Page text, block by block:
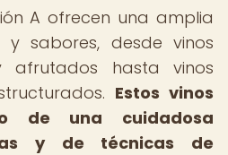
A ofrecen una amplia
sabores, desde vinos
afrutados hasta vinos
Estos vinos
de una cuidadosa
y de técnicas de